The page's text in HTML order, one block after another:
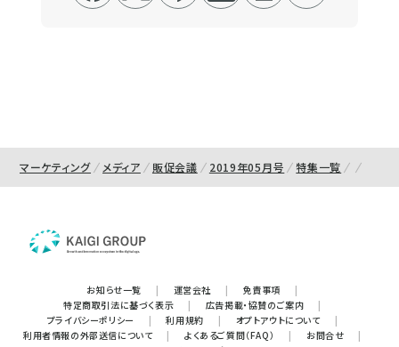
マーケティング メディア 販促会議 2019年05月号 特集一覧
お知らせ一覧 | 運営会社 | 免責事項
|
特定商取引法に基づく表示
| 広告掲載・協賛のご案内
|
プライバシーポリシー
| 利用規約 | オプトアウトについて
|
利用者情報の外部送信について
| よくあるご質問（FAQ） | お問合せ
|